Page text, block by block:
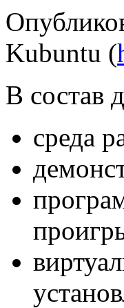
Kubuntu (
В состав
cреда